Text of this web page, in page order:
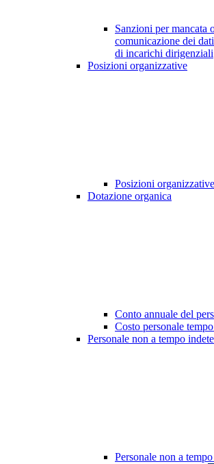
Sanzioni per mancata
comunicazione dei
di incarichi dirigenziali
Posizioni organizzative
Posizioni organizzative
Dotazione organica
Conto annuale del
Costo personale
Personale non a tempo
Personale non a